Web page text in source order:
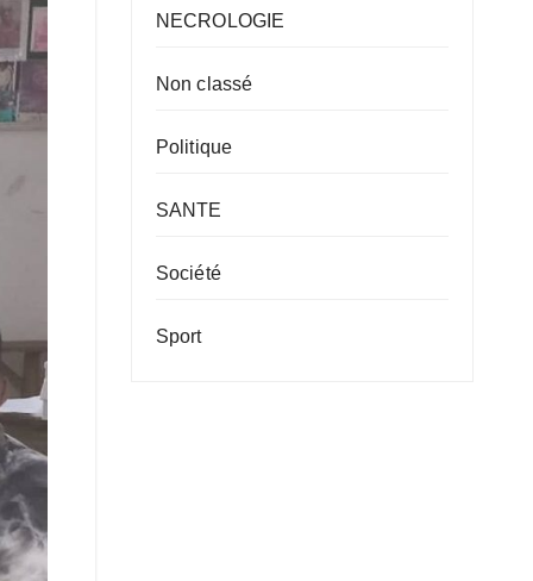
NECROLOGIE
Non classé
Politique
SANTE
Société
Sport